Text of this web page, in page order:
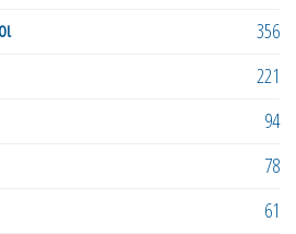
356
221
94
78
61